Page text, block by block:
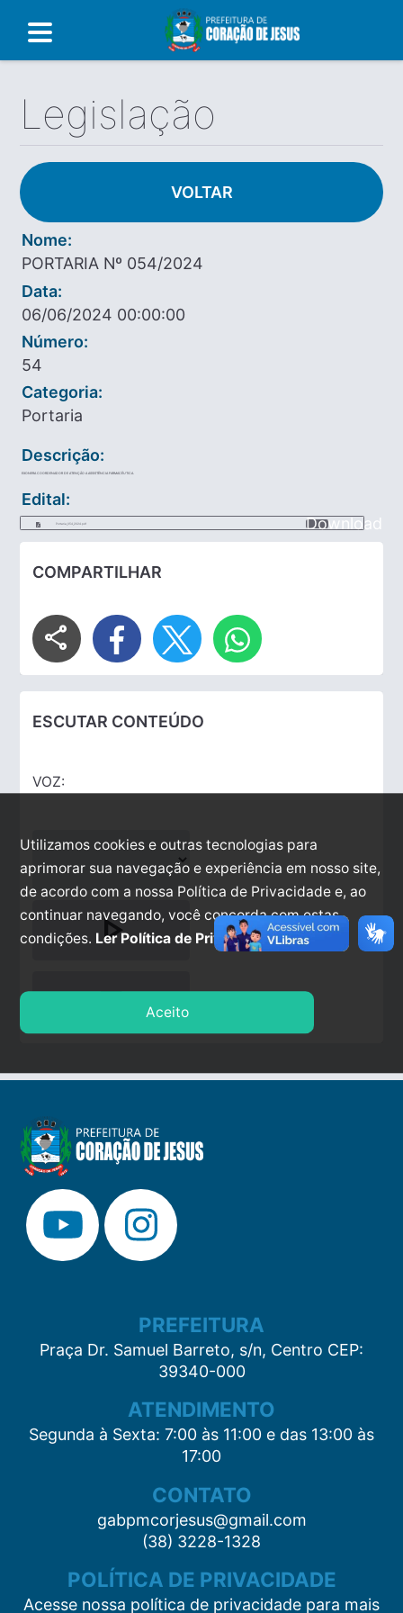
Legislação
VOLTAR
Nome:
PORTARIA Nº 054/2024
Data:
06/06/2024 00:00:00
Número:
54
Categoria:
Portaria
Descrição:
EXONERA COORDENADOR DE ATENÇÃO A ASSISTÊNCIA FARMACÊUTICA.
Edital:
Portaria_054_2024.pdf Download
COMPARTILHAR
share
ESCUTAR CONTEÚDO
VOZ:
play_arrow
stop
PREFEITURA
Praça Dr. Samuel Barreto, s/n, Centro CEP:
39340-000
ATENDIMENTO
Segunda à Sexta: 7:00 às 11:00 e das 13:00 às
17:00
CONTATO
gabpmcorjesus@gmail.com
(38) 3228-1328
POLÍTICA DE PRIVACIDADE
Acesse nossa política de privacidade para mais
Utilizamos cookies e outras tecnologias para
aprimorar sua navegação e experiência em nosso site,
de acordo com a nossa Política de Privacidade e, ao
continuar navegando, você concorda com estas
condições. Ler Política de Privacidade.
Aceito